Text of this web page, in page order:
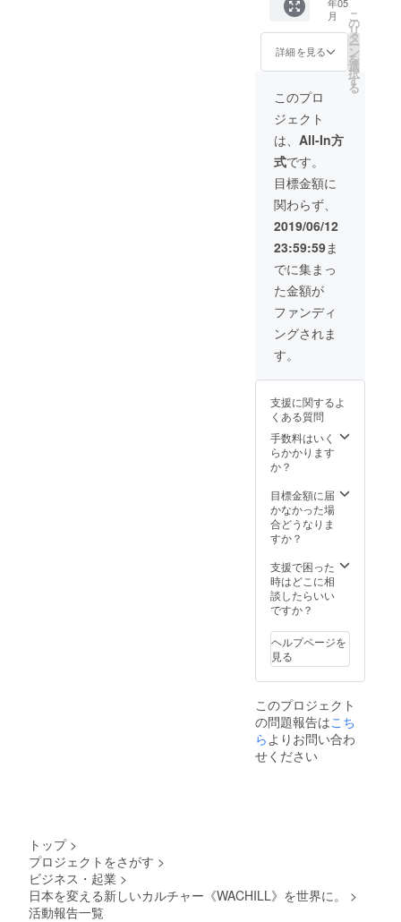
HOUSE
一泊分
宿泊
（〜4人
※有効期
限は返
着日よ
り半年
を備考
欄に記
載して
いただ
願いい
たしま
す
BONDS
HOUSE
の今ま
での経
緯そし
て将来
どのよ
うに拡
大し
て、ど
のよう
な事業
を進め
ていく
のか。
これか
らのワ
クワク
する ビ
ジネス
的なお
話を是
非 一緒
に共有
きたい
ます。
場所は
都内で
ご都合
がよろ
こに お
伺いい
たしま
す！
月
詳細を見る
こ
の
リ
タ
ー
ン
を
選
択
す
る
このプロ
ジェクト
は、 All-In方
式です。
目標金額に
関わらず、
2019/06/12
23:59:59ま
でに集まっ
た金額が
ファンディ
ングされま
す。
支援に関するよ
くある質問
手数料はいく
らかかります
か？
目標金額に届
かなかった場
合どうなりま
すか？
支援で困った
時はどこに相
談したらいい
ですか？
ヘルプページを
見る
このプロジェクト
の問題報告はこち
ら よりお問い合わ
せください
トップ >
プロジェクトをさがす >
ビジネス・起業 >
日本を変える新しいカルチャー《WACHILL》を世界に。
>
活動報告一覧